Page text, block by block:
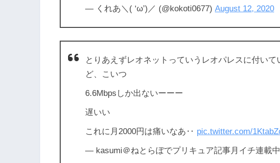
— くれあ＼( ‘ω’)／ (@kokoti0677) August 12, 2020
とりあえずレオネットっていうレオパレスに付い
ど、こいつ
6.6Mbpsしか出ないーーー
遅いい
これに月2000円は痛いなあ‥ pic.twitter.com/
— kasumi＠ねとらぼでプリキュア記事月イチ連載